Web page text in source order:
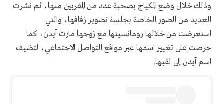
وذلك خلال وضع المكياج بصحبة عدد من المقربين منها، ثم نشرت
العديد من الصور الخاصة بجلسة تصوير زفافها، والتي
استعرضت من خلالها رومانسيتها مع زوجها مارت آيدن، كما
حرصت على تغيير اسمها عبر مواقع التواصل الاجتماعي، لتضيف
اسم آيدن إلى لقبها.